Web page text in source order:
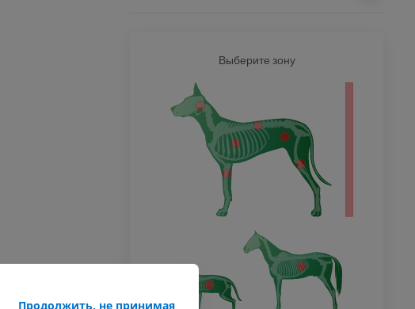
Выберите зону
Продолжить, не принимая